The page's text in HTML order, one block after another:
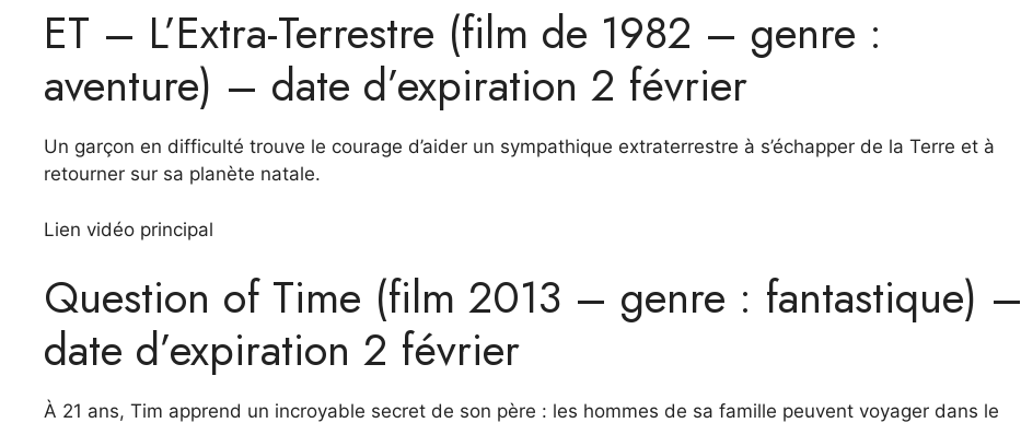
ET – L’Extra-Terrestre (film de 1982 – genre :
aventure) – date d’expiration 2 février
Un garçon en difficulté trouve le courage d’aider un sympathique extraterrestre à s’échapper de la Terre et à
retourner sur sa planète natale.
Lien vidéo principal
Question of Time (film 2013 – genre : fantastique) –
date d’expiration 2 février
À 21 ans, Tim apprend un incroyable secret de son père : les hommes de sa famille peuvent voyager dans le